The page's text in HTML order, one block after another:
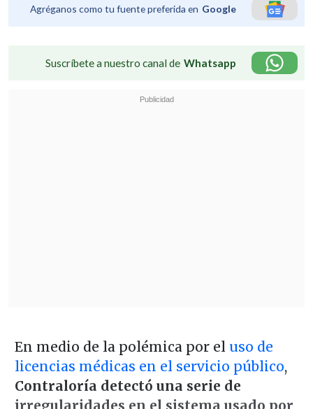
Agréganos como tu fuente preferida en Google
Suscríbete a nuestro canal de Whatsapp
En medio de la polémica por el uso de
licencias médicas en el servicio público,
Contraloría detectó una serie de
irregularidades en el sistema usado por